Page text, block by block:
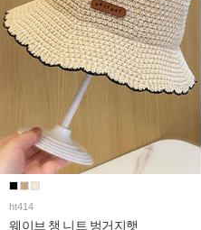
ht414
웨이브 챙 니트 벙거지햇